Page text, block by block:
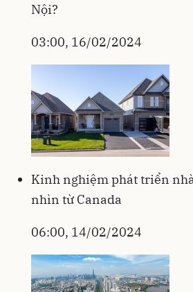
Nội?
03:00, 16/02/2024
Kinh nghiệm phát triển
nhìn từ Canada
06:00, 14/02/2024